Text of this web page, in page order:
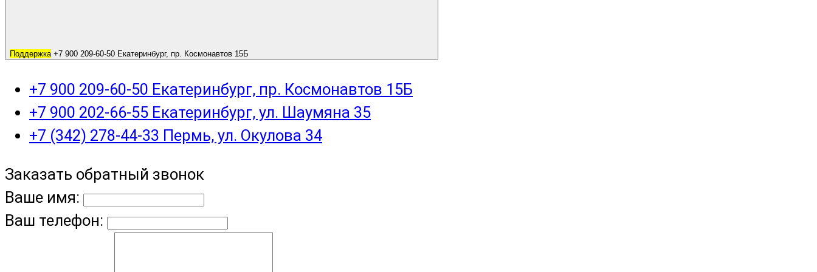
Поддержка +7 900 209-60-50 Екатеринбург, пр. Космонавтов 15Б
+7 900 209-60-50 Екатеринбург, пр. Космонавтов 15Б
+7 900 202-66-55 Екатеринбург, ул. Шаумяна 35
+7 (342) 278-44-33 Пермь, ул. Окулова 34
Заказать обратный звонок
Ваше имя:
Ваш телефон: